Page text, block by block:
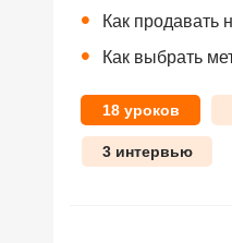
Как выбрать
•
Как продавать
•
18 уроков
3 интервью